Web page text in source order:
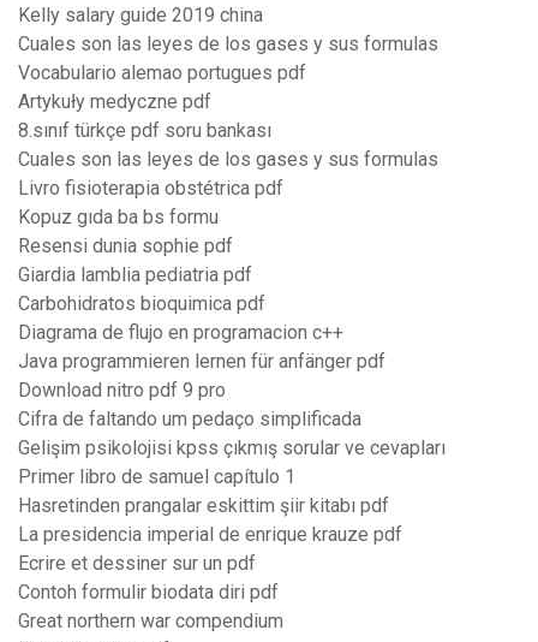
Kelly salary guide 2019 china
Cuales son las leyes de los gases y sus formulas
Vocabulario alemao portugues pdf
Artykuły medyczne pdf
8.sınıf türkçe pdf soru bankası
Cuales son las leyes de los gases y sus formulas
Livro fisioterapia obstétrica pdf
Kopuz gıda ba bs formu
Resensi dunia sophie pdf
Giardia lamblia pediatria pdf
Carbohidratos bioquimica pdf
Diagrama de flujo en programacion c++
Java programmieren lernen für anfänger pdf
Download nitro pdf 9 pro
Cifra de faltando um pedaço simplificada
Gelişim psikolojisi kpss çıkmış sorular ve cevapları
Primer libro de samuel capítulo 1
Hasretinden prangalar eskittim şiir kitabı pdf
La presidencia imperial de enrique krauze pdf
Ecrire et dessiner sur un pdf
Contoh formulir biodata diri pdf
Great northern war compendium